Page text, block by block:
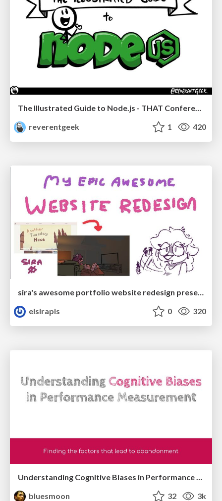
The Illustrated Guide to Node.js - THAT Conference 2024
reverentgeek
1 420
sira's awesome portfolio website redesign presentation
elsirapls
0 320
bluesmoon
32 3k